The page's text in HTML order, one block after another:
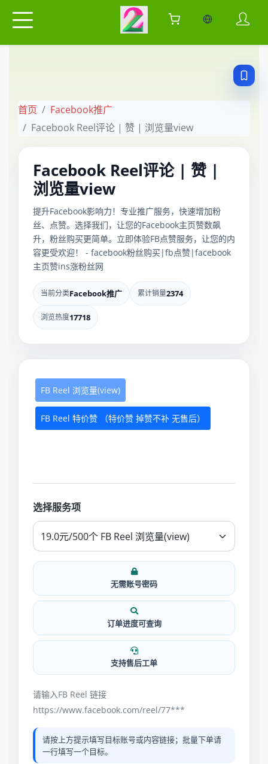
当前语言：中
首页
Facebook推广
Facebook Reel评论 | 赞 | 浏览量view
Facebook Reel评论 | 赞 |
浏览量view
提升Facebook影响力！专业推广服务，快速增加粉
丝、点赞。选择我们，让您的Facebook主页赞数飙
升，粉丝购买更简单。立即体验FB点赞服务，让您的内
容更受欢迎！ - facebook粉丝购买|fb点赞|facebook
主页赞ins涨粉丝网
当前分类Facebook推广 累计销量2374
浏览热度17718
FB Reel 浏览量(view)
FB Reel 特价赞 （特价赞 掉赞不补 无售后）
选择服务项
无需账号密码
订单进度可查询
支持售后工单
请输入FB Reel 链接
https://www.facebook.com/reel/77***
请按上方提示填写目标账号或内容链接；批量下单请
一行填写一个目标。